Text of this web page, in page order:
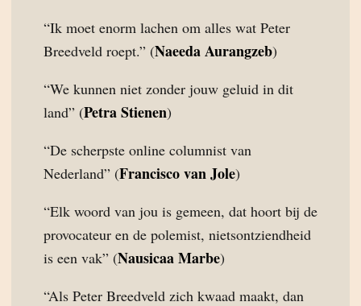
“Ik moet enorm lachen om alles wat Peter
Breedveld roept.” (Naeeda Aurangzeb)
“We kunnen niet zonder jouw geluid in dit
land” (Petra Stienen)
“De scherpste online columnist van
Nederland” (Francisco van Jole)
“Elk woord van jou is gemeen, dat hoort bij de
provocateur en de polemist, nietsontziendheid
is een vak” (Nausicaa Marbe)
“Als Peter Breedveld zich kwaad maakt, dan